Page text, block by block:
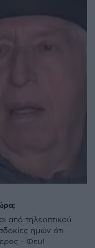
από τηλεοπτικού
ημών ότι
- Φευ!